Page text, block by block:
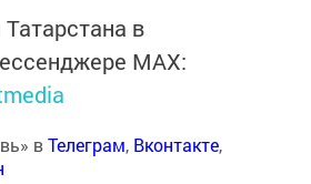
в
MАХ:
вТелеграм, Вконтакте,